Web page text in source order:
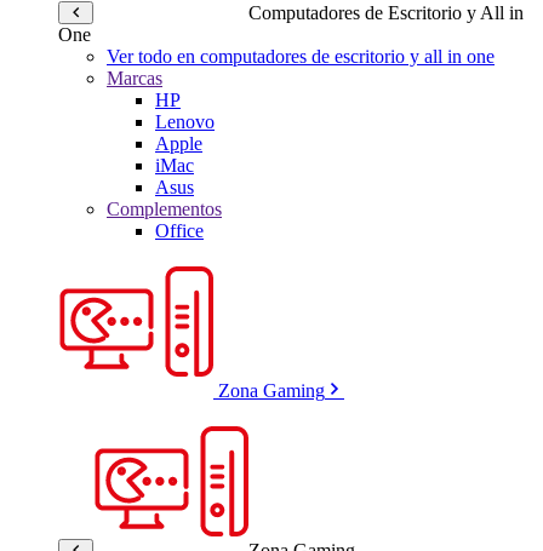
Computadores de Escritorio y All in
One
Ver todo en computadores de escritorio y all in one
Marcas
HP
Lenovo
Apple
iMac
Asus
Complementos
Office
Zona Gaming